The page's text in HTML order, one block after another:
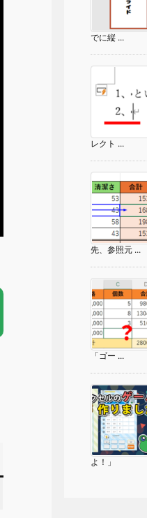
でに縦 ...
レクト ...
先、参照元 ...
「ゴー ...
よ！」